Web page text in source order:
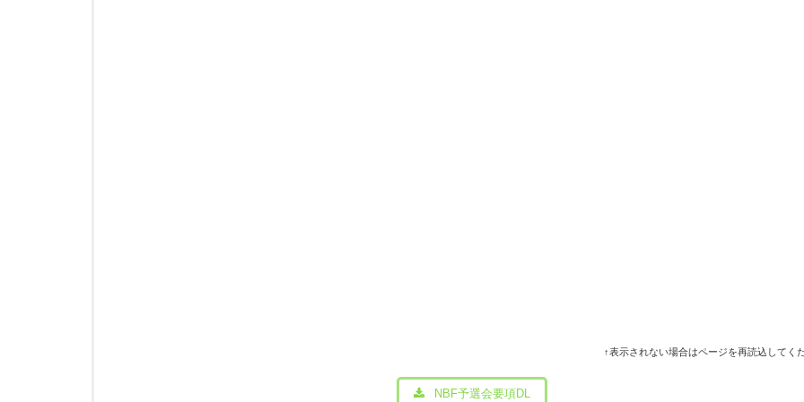
↑表示されない場合はページを再読込してく
NBF予選会要項DL